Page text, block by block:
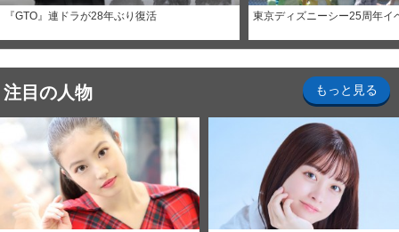
『GTO』連ドラが28年ぶり復活 東京ディズニーシー25周年イ
注目の人物 もっと見る